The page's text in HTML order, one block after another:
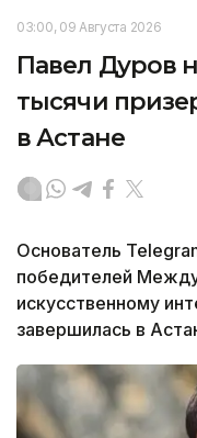
03:00, 09 Августа 2026
Павел Дуров
тысячи
в Астане
Основатель
победителей
искусственному
завершилась в